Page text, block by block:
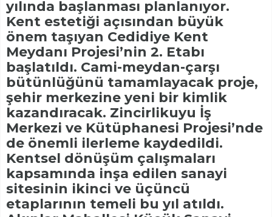
yılında başlanması planlanıyor.
Kent estetiği açısından büyük
önem taşıyan Cedidiye Kent
Meydanı Projesi’nin 2. Etabı
başlatıldı. Cami-meydan-çarşı
bütünlüğünü tamamlayacak proje,
şehir merkezine yeni bir kimlik
kazandıracak. Zincirlikuyu İş
Merkezi ve Kütüphanesi Projesi’nde
de önemli ilerleme kaydedildi.
Kentsel dönüşüm çalışmaları
kapsamında inşa edilen sanayi
sitesinin ikinci ve üçüncü
etaplarının temeli bu yıl atıldı.